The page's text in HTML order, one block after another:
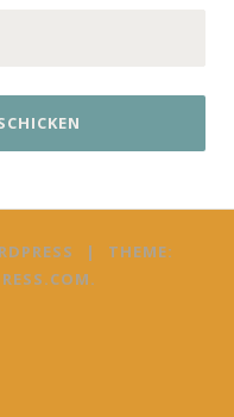
|
THEME:
.